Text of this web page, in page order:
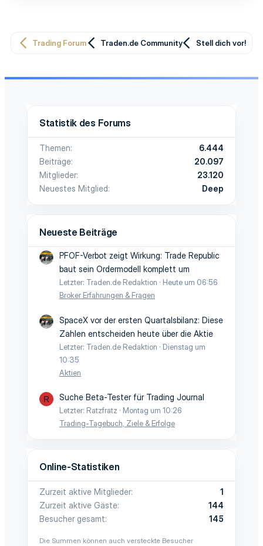
Trading Forum Traden.de Community Stell dich vor!
Statistik des Forums
Themen
6.444
Beiträge
20.097
Mitglieder
23.120
Neuestes Mitglied
Deep
Neueste Beiträge
PFOF-Verbot zeigt Wirkung: Trade Republic
baut sein Ordermodell komplett um
Letzter: Traden.de Redaktion
Heute um 06:56
Broker Erfahrungen & Fragen
SpaceX vor der ersten Quartalsbilanz: Diese
Zahlen entscheiden heute über die Aktie
Letzter: Traden.de Redaktion
Dienstag um
10:35
Aktien
R Suche Beta-Tester für Trading Journal
Letzter: Ratzfratz
Montag um 10:26
Trading-Tagebuch, Ziele & Erfolge
Online-Statistiken
Zurzeit aktive Mitglieder
1
Zurzeit aktive Gäste
144
Besucher gesamt
145
Die Summen können auch versteckte Besucher